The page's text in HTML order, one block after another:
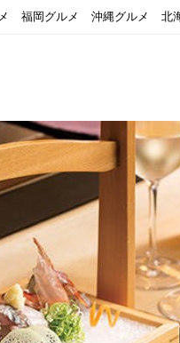
福岡グルメ 沖縄グルメ 北